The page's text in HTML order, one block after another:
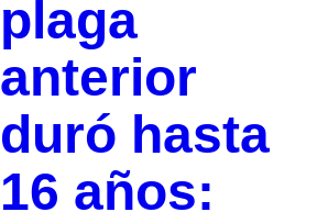
plaga
anterior
duró hasta
16 años: